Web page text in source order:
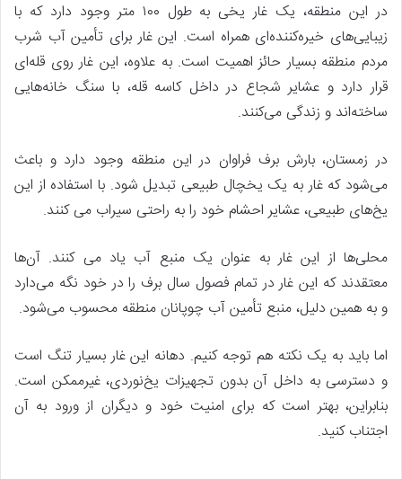
در این منطقه، یک غار یخی به طول ۱۰۰ متر وجود دارد که با
زیبایی‌های خیره‌کننده‌ای همراه است. این غار برای تأمین آب شرب
مردم منطقه بسیار حائز اهمیت است. به علاوه، این غار روی قله‌ای
قرار دارد و عشایر شجاع در داخل کاسه قله، با سنگ خانه‌هایی
ساخته‌اند و زندگی می‌کنند.
در زمستان، بارش برف‌ فراوان در این منطقه وجود دارد و باعث
می‌شود که غار به یک یخچال طبیعی تبدیل شود. با استفاده از این
یخ‌های طبیعی، عشایر احشام خود را به راحتی سیراب می کنند.
محلی‌ها از این غار به عنوان یک منبع آب یاد می کنند. آن‌ها
معتقدند که این غار در تمام فصول سال برف را در خود نگه می‌دارد
و به همین دلیل، منبع تأمین آب چوپانان منطقه محسوب می‌شود.
اما باید به یک نکته هم توجه کنیم. دهانه این غار بسیار تنگ است
و دسترسی به داخل آن بدون تجهیزات یخ‌نوردی، غیرممکن است.
بنابراین، بهتر است که برای امنیت خود و دیگران از ورود به آن
اجتناب کنید.